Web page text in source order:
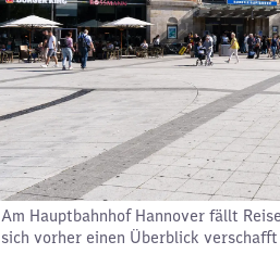
Am Hauptbahnhof Hannover fällt
sich vorher einen Überblick verschafft